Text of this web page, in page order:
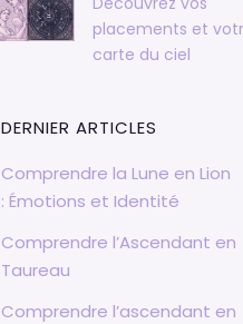
placements et
carte du ciel
DERNIER ARTICLES
Comprendre la Lune en Lion
: Émotions et Identité
Comprendre l’Ascendant en
Taureau
Comprendre l’ascendant en